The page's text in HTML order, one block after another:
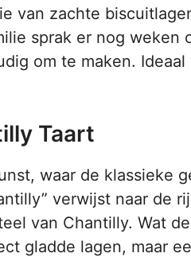
van zachte
sprak er nog weken
om te maken.
Taart
waar de klassieke
verwijst naar de
van Chantilly. Wat
gladde lagen, maar